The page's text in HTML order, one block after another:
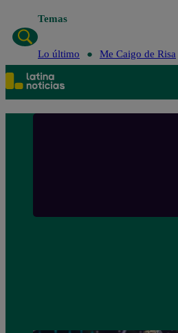
Temas
Lo último Me Caigo de Risa